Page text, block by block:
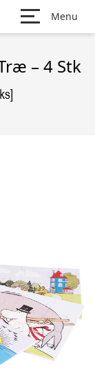
Menu
– 4 Stk